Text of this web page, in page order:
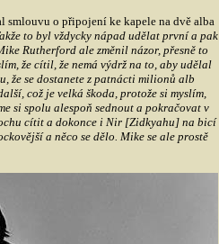
smlouvu o připojení ke kapele na dvě alba
to byl vždycky nápad udělat první a pak
Rutherford ale změnil názor, přesně to
že cítil, že nemá výdrž na to, aby udělal
že se dostanete z patnácti milionů alb
což je velká škoda, protože si myslím,
si spolu alespoň sednout a pokračovat v
cítit a dokonce i Nir [Zidkyahu] na bicí
a něco se dělo. Mike se ale prostě